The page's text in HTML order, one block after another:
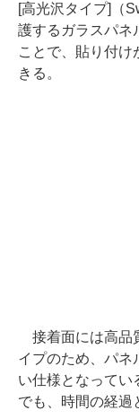
[高光沢タイプ]（
護するガラスパネ
ことで、貼り付け
きる。
接着面には高品
イプのため、パネ
い仕様となってい
でも、時間の経過